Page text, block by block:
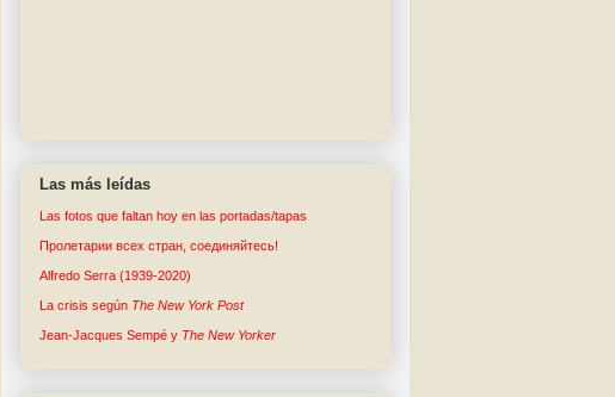
Las más leídas
Las fotos que faltan hoy en las portadas/tapas
Пролетарии всех стран, соединяйтесь!
Alfredo Serra (1939-2020)
La crisis según The New York Post
Jean-Jacques Sempé y The New Yorker